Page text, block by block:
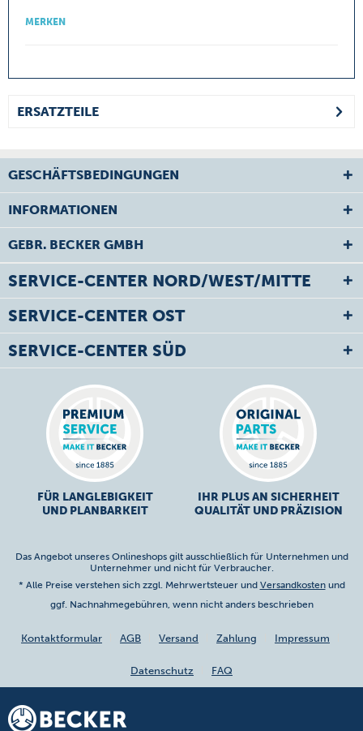
MERKEN
ERSATZTEILE
GESCHÄFTSBEDINGUNGEN
INFORMATIONEN
GEBR. BECKER GMBH
SERVICE-CENTER NORD/WEST/MITTE
SERVICE-CENTER OST
SERVICE-CENTER SÜD
FÜR LANGLEBIGKEIT
UND PLANBARKEIT
IHR PLUS AN SICHERHEIT
QUALITÄT UND PRÄZISION
Das Angebot unseres Onlineshops gilt ausschließlich für Unternehmen und
Unternehmer und nicht für Verbraucher.
* Alle Preise verstehen sich zzgl. Mehrwertsteuer und Versandkostenund
ggf. Nachnahmegebühren, wenn nicht anders beschrieben
Kontaktformular AGB Versand Zahlung Impressum
Datenschutz FAQ